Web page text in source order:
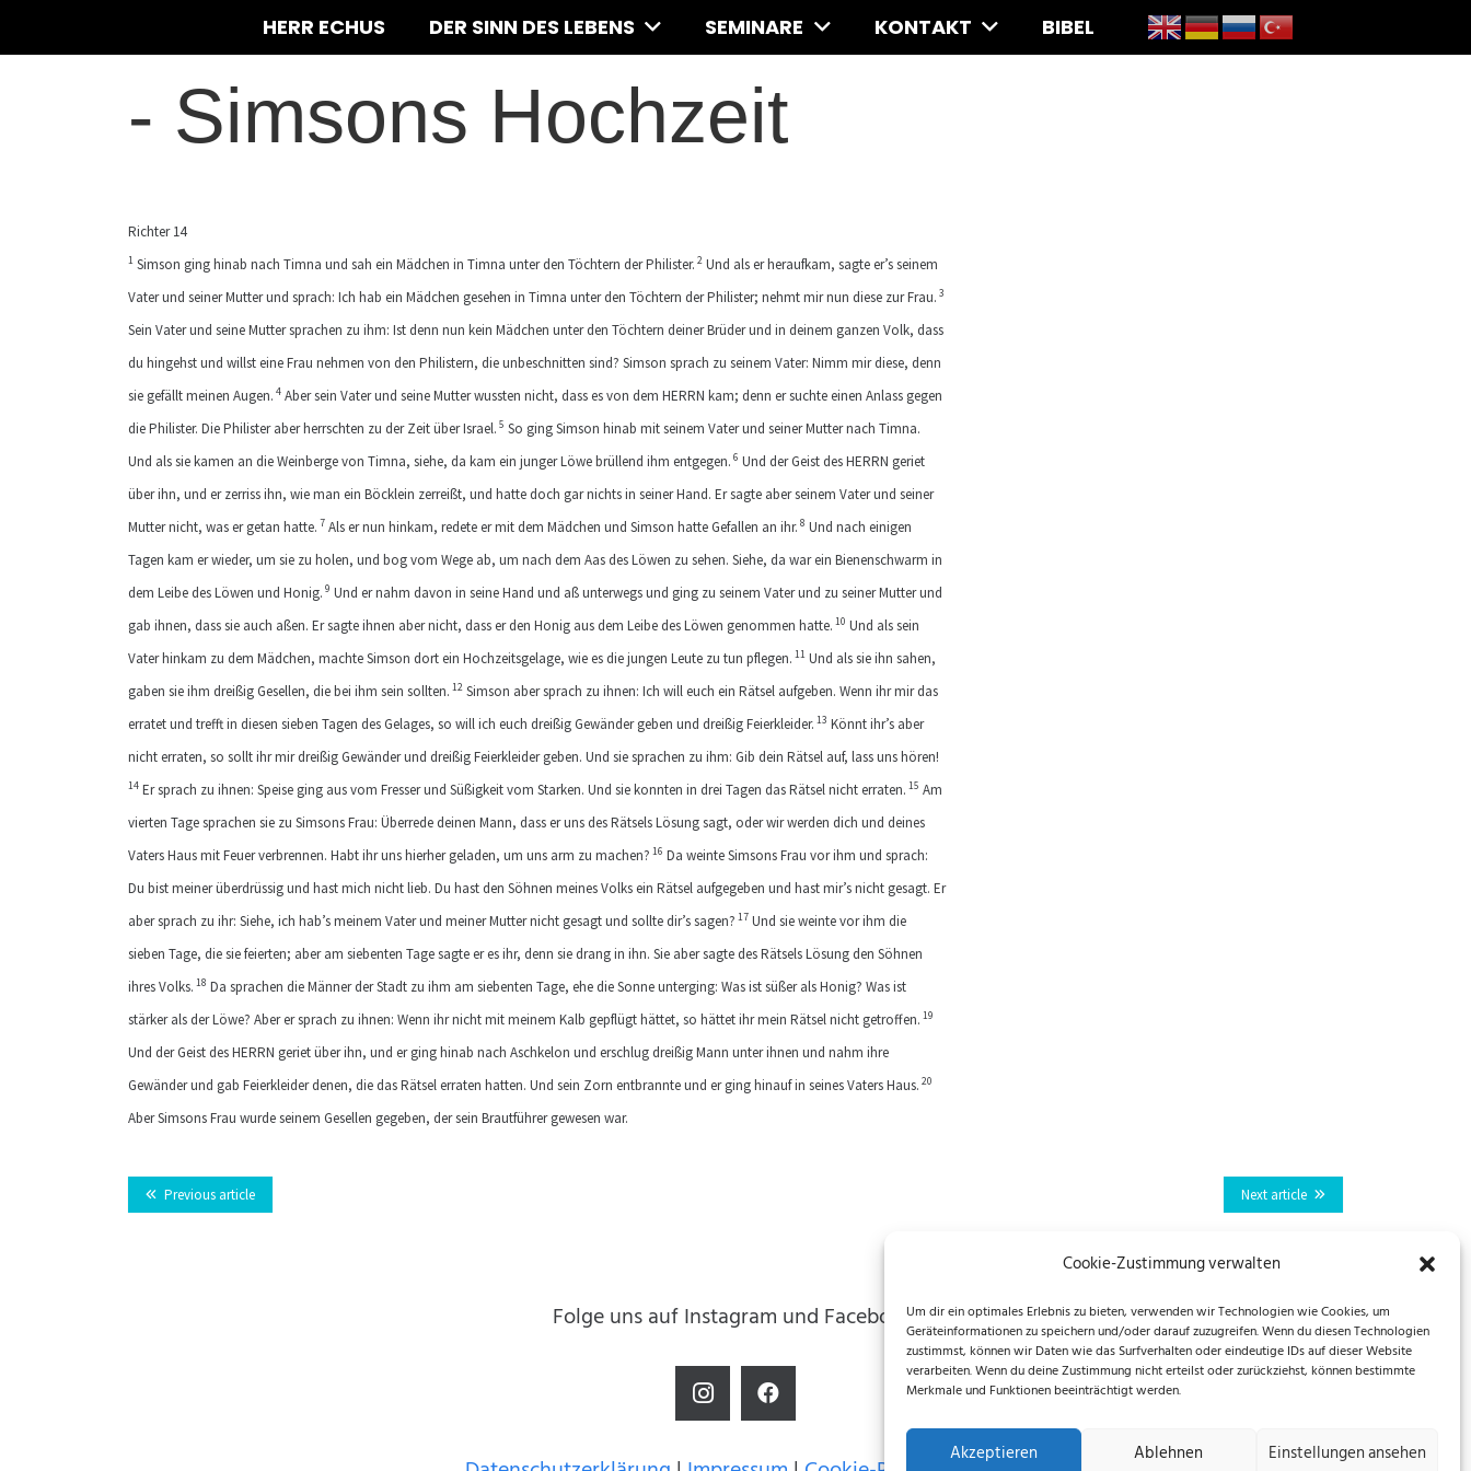
Cookie-Zustimmung verwalten
Um dir ein optimales Erlebnis zu bieten, verwenden wir Technologien wie Cookies, um
Geräteinformationen zu speichern und/oder darauf zuzugreifen. Wenn du diesen Technologien
zustimmst, können wir Daten wie das Surfverhalten oder eindeutige IDs auf dieser Website
verarbeiten. Wenn du deine Zustimmung nicht erteilst oder zurückziehst, können bestimmte
Merkmale und Funktionen beeinträchtigt werden.
Akzeptieren Ablehnen Einstellungen ansehen
HERR ECHUS DER SINN DES LEBENS SEMINARE KONTAKT BIBEL
- Simsons Hochzeit
Richter 14
1 Simson ging hinab nach Timna und sah ein Mädchen in Timna unter den Töchtern der Philister. 2 Und als er heraufkam, sagte er’s seinem
Vater und seiner Mutter und sprach: Ich hab ein Mädchen gesehen in Timna unter den Töchtern der Philister; nehmt mir nun diese zur Frau. 3
Sein Vater und seine Mutter sprachen zu ihm: Ist denn nun kein Mädchen unter den Töchtern deiner Brüder und in deinem ganzen Volk, dass
du hingehst und willst eine Frau nehmen von den Philistern, die unbeschnitten sind? Simson sprach zu seinem Vater: Nimm mir diese, denn
sie gefällt meinen Augen. 4 Aber sein Vater und seine Mutter wussten nicht, dass es von dem HERRN kam; denn er suchte einen Anlass gegen
die Philister. Die Philister aber herrschten zu der Zeit über Israel. 5 So ging Simson hinab mit seinem Vater und seiner Mutter nach Timna.
Und als sie kamen an die Weinberge von Timna, siehe, da kam ein junger Löwe brüllend ihm entgegen. 6 Und der Geist des HERRN geriet
über ihn, und er zerriss ihn, wie man ein Böcklein zerreißt, und hatte doch gar nichts in seiner Hand. Er sagte aber seinem Vater und seiner
Mutter nicht, was er getan hatte. 7 Als er nun hinkam, redete er mit dem Mädchen und Simson hatte Gefallen an ihr. 8 Und nach einigen
Tagen kam er wieder, um sie zu holen, und bog vom Wege ab, um nach dem Aas des Löwen zu sehen. Siehe, da war ein Bienenschwarm in
dem Leibe des Löwen und Honig. 9 Und er nahm davon in seine Hand und aß unterwegs und ging zu seinem Vater und zu seiner Mutter und
gab ihnen, dass sie auch aßen. Er sagte ihnen aber nicht, dass er den Honig aus dem Leibe des Löwen genommen hatte. 10 Und als sein
Vater hinkam zu dem Mädchen, machte Simson dort ein Hochzeitsgelage, wie es die jungen Leute zu tun pflegen. 11 Und als sie ihn sahen,
gaben sie ihm dreißig Gesellen, die bei ihm sein sollten. 12 Simson aber sprach zu ihnen: Ich will euch ein Rätsel aufgeben. Wenn ihr mir das
erratet und trefft in diesen sieben Tagen des Gelages, so will ich euch dreißig Gewänder geben und dreißig Feierkleider. 13 Könnt ihr’s aber
nicht erraten, so sollt ihr mir dreißig Gewänder und dreißig Feierkleider geben. Und sie sprachen zu ihm: Gib dein Rätsel auf, lass uns hören!
14 Er sprach zu ihnen: Speise ging aus vom Fresser und Süßigkeit vom Starken. Und sie konnten in drei Tagen das Rätsel nicht erraten. 15 Am
vierten Tage sprachen sie zu Simsons Frau: Überrede deinen Mann, dass er uns des Rätsels Lösung sagt, oder wir werden dich und deines
Vaters Haus mit Feuer verbrennen. Habt ihr uns hierher geladen, um uns arm zu machen? 16 Da weinte Simsons Frau vor ihm und sprach:
Du bist meiner überdrüssig und hast mich nicht lieb. Du hast den Söhnen meines Volks ein Rätsel aufgegeben und hast mir’s nicht gesagt. Er
aber sprach zu ihr: Siehe, ich hab’s meinem Vater und meiner Mutter nicht gesagt und sollte dir’s sagen? 17 Und sie weinte vor ihm die
sieben Tage, die sie feierten; aber am siebenten Tage sagte er es ihr, denn sie drang in ihn. Sie aber sagte des Rätsels Lösung den Söhnen
ihres Volks. 18 Da sprachen die Männer der Stadt zu ihm am siebenten Tage, ehe die Sonne unterging: Was ist süßer als Honig? Was ist
stärker als der Löwe? Aber er sprach zu ihnen: Wenn ihr nicht mit meinem Kalb gepflügt hättet, so hättet ihr mein Rätsel nicht getroffen. 19
Und der Geist des HERRN geriet über ihn, und er ging hinab nach Aschkelon und erschlug dreißig Mann unter ihnen und nahm ihre
Gewänder und gab Feierkleider denen, die das Rätsel erraten hatten. Und sein Zorn entbrannte und er ging hinauf in seines Vaters Haus. 20
Aber Simsons Frau wurde seinem Gesellen gegeben, der sein Brautführer gewesen war.
Next article
Previous article
Folge uns auf Instagram und Facebook!